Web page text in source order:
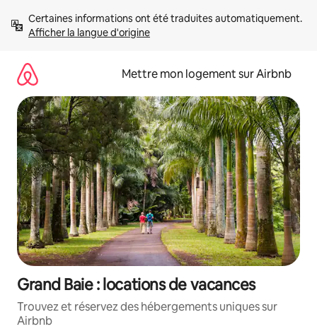
directement
Afficher la langue d'origine
Mettre mon logement sur Airbnb
Grand Baie : locations de vacances
Trouvez et réservez des hébergements uniques sur
Airbnb